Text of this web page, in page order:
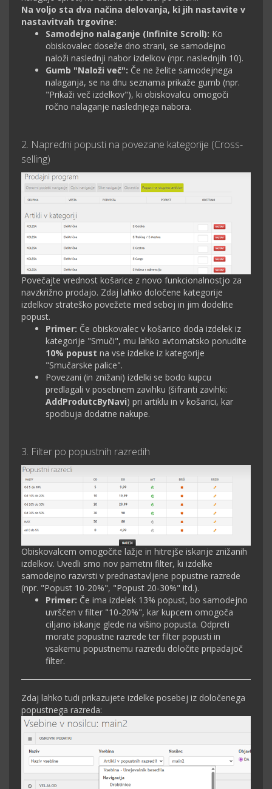
Na voljo sta dva načina delovanja, ki jih nastavite v
nastavitvah trgovine:
Samodejno nalaganje (Infinite Scroll): Ko
obiskovalec doseže dno strani, se samodejno
naloži naslednji nabor izdelkov (npr. naslednjih 10).
Gumb "Naloži več": Če ne želite samodejnega
nalaganja, se na dnu seznama prikaže gumb (npr.
"Prikaži več izdelkov"), ki obiskovalcu omogoči
ročno nalaganje naslednjega nabora.
2. Napredni popusti na povezane kategorije (Cross-
selling)
Povečajte vrednost košarice z novo funkcionalnostjo za
navzkrižno prodajo. Zdaj lahko določene kategorije
izdelkov strateško povežete med seboj in jim dodelite
popust.
Primer: Če obiskovalec v košarico doda izdelek iz
kategorije "Smuči", mu lahko avtomatsko ponudite
10% popust na vse izdelke iz kategorije
"Smučarske palice".
Povezani (in znižani) izdelki se bodo kupcu
predlagali v posebnem zavihku (šifranti zavihki:
AddProdutcByNavi) pri artiklu in v košarici, kar
spodbuja dodatne nakupe.
3. Filter po popustnih razredih
Obiskovalcem omogočite lažje in hitrejše iskanje znižanih
izdelkov. Uvedli smo nov pametni filter, ki izdelke
samodejno razvrsti v prednastavljene popustne razrede
(npr. "Popust 10-20%", "Popust 20-30%" itd.).
Primer: Če ima izdelek 13% popust, bo samodejno
uvrščen v filter "10-20%", kar kupcem omogoča
ciljano iskanje glede na višino popusta. Odpreti
morate popustne razrede ter filter popusti in
vsakemu popustnemu razredu določite pripadajoč
filter.
Zdaj lahko tudi prikazujete izdelke posebej iz določenega
popustnega razreda: